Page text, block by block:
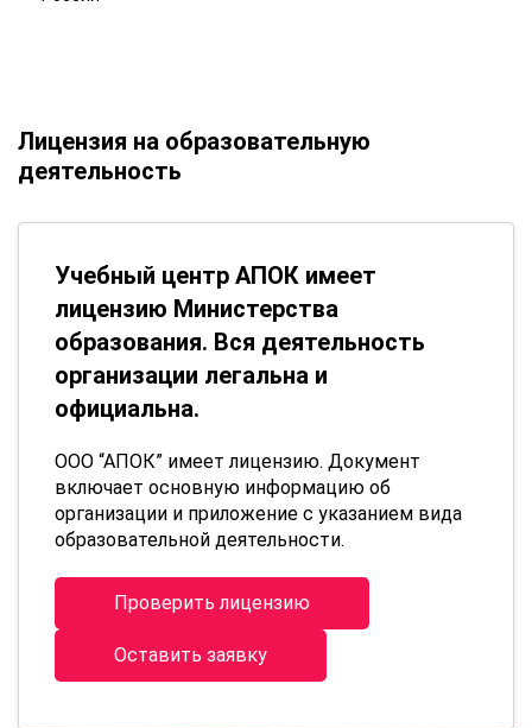
Лицензия на образовательную
деятельность
Учебный центр АПОК имеет
лицензию Министерства
образования. Вся деятельность
организации легальна и
официальна.
ООО “АПОК” имеет лицензию. Документ
включает основную информацию об
организации и приложение с указанием вида
образовательной деятельности.
Проверить лицензию
Оставить заявку